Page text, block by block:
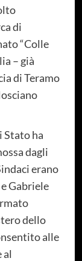
di
“Colle
– già
di Teramo
Stato ha
dagli
erano
Gabriele
dello
alle
al